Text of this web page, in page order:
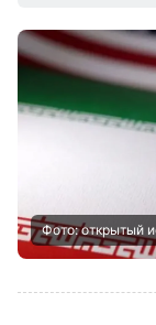
Фото: открытый